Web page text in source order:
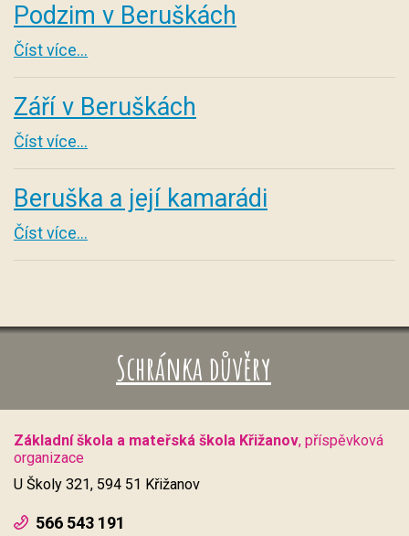
Podzim v Beruškách
Číst více...
Září v Beruškách
Číst více...
Beruška a její kamarádi
Číst více...
Schránka důvěry
Základní škola a mateřská škola Křižanov, příspěvková
organizace
U Školy 321, 594 51 Křižanov
566 543 191